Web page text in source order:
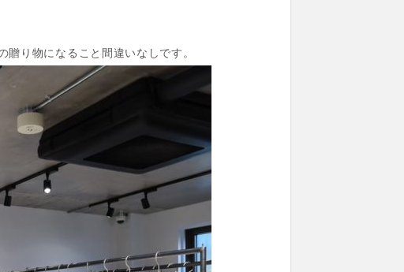
り物になること間違いなしです。